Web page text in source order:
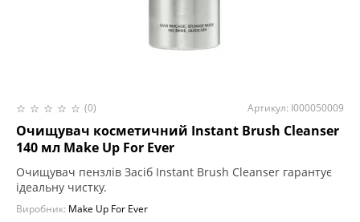
(0) Артикул: I000050009
Очищувач косметичний Instant Brush Cleanser
140 мл Make Up For Ever
Очищувач пензлів Засіб Instant Brush Cleanser гарантує
ідеальну чистку.
Виробник: Make Up For Ever